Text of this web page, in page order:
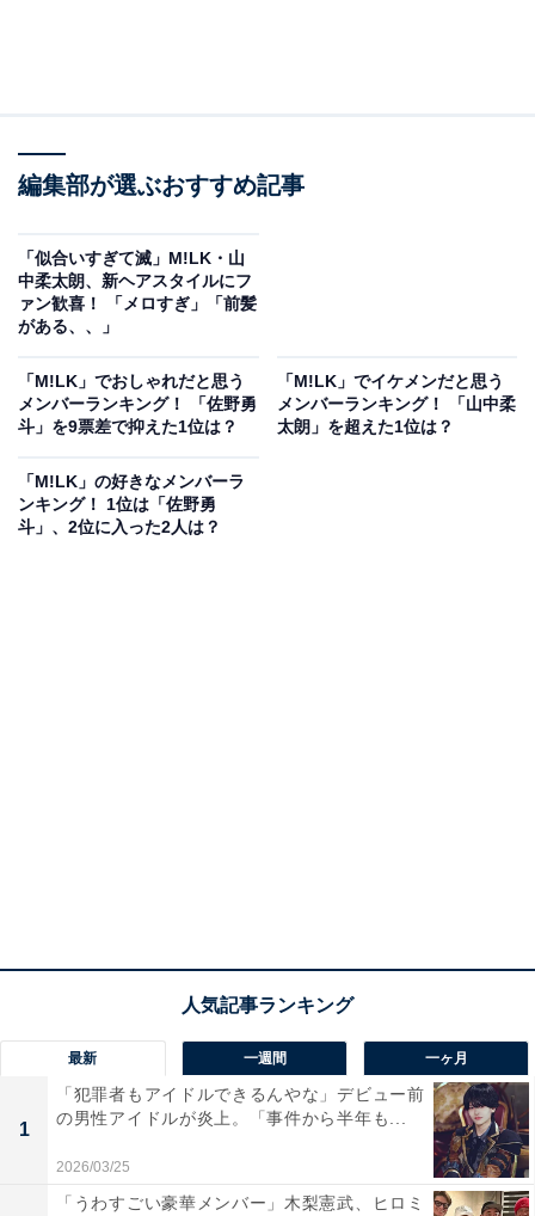
編集部が選ぶおすすめ記事
「似合いすぎて滅」M!LK・山
中柔太朗、新ヘアスタイルにフ
ァン歓喜！ 「メロすぎ」「前髪
がある、、」
「M!LK」でおしゃれだと思う
メンバーランキング！ 「佐野勇
斗」を9票差で抑えた1位は？
「M!LK」でイケメンだと思う
メンバーランキング！ 「山中柔
太朗」を超えた1位は？
「M!LK」の好きなメンバーラ
ンキング！ 1位は「佐野勇
斗」、2位に入った2人は？
最新 一週間 一ヶ月
1
「犯罪者もアイドルできるんやな」デビュー前
の男性アイドルが炎上。「事件から半年も...
2026/03/25
「うわすごい豪華メンバー」木梨憲武、ヒロミ